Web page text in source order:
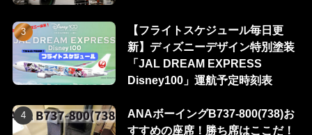
【フライトスケジュール毎日更
新】ディズニーデザイン特別塗装
「JAL DREAM EXPRESS
Disney100」運航予定時刻表
ANAボーイングB737-800(738)お
すすめの座席！勝ち席はここだ！